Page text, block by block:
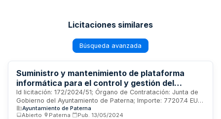
Licitaciones similares
Búsqueda avanzada
Suministro y mantenimiento de plataforma
informática para el control y gestión del
sistema Guardian de prevención y detección de
incendios forestales en el bosque de la Vallesa
de Paterna
Id licitación: 172/2024/51; Órgano de Contratación: Junta de
Gobierno del Ayuntamiento de Paterna; Importe: 77207.4 EUR;
Estado: PRE
Ayuntamiento de Paterna
Abierto
Paterna Pub. 13/05/2024